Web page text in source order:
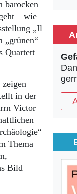
barocken
– wie
„Il
„grünen“
Quartett
in der
Victor
Thema
Bild